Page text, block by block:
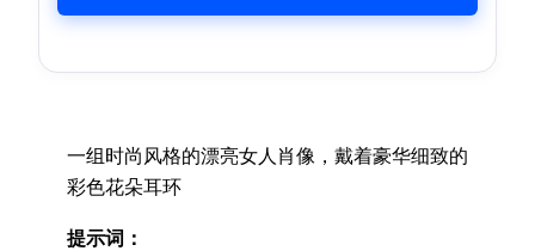
一组时尚风格的漂亮女人肖像，戴着豪华细致的
彩色花朵耳环
提示词：